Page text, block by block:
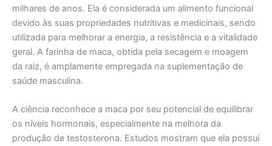
milhares de anos. Ela é considerada um alimento funcional
devido às suas propriedades nutritivas e medicinais, sendo
utilizada para melhorar a energia, a resistência e a vitalidade
geral. A farinha de maca, obtida pela secagem e moagem
da raiz, é amplamente empregada na suplementação de
saúde masculina.
A ciência reconhece a maca por seu potencial de equilibrar
os níveis hormonais, especialmente na melhora da
produção de testosterona. Estudos mostram que ela possui